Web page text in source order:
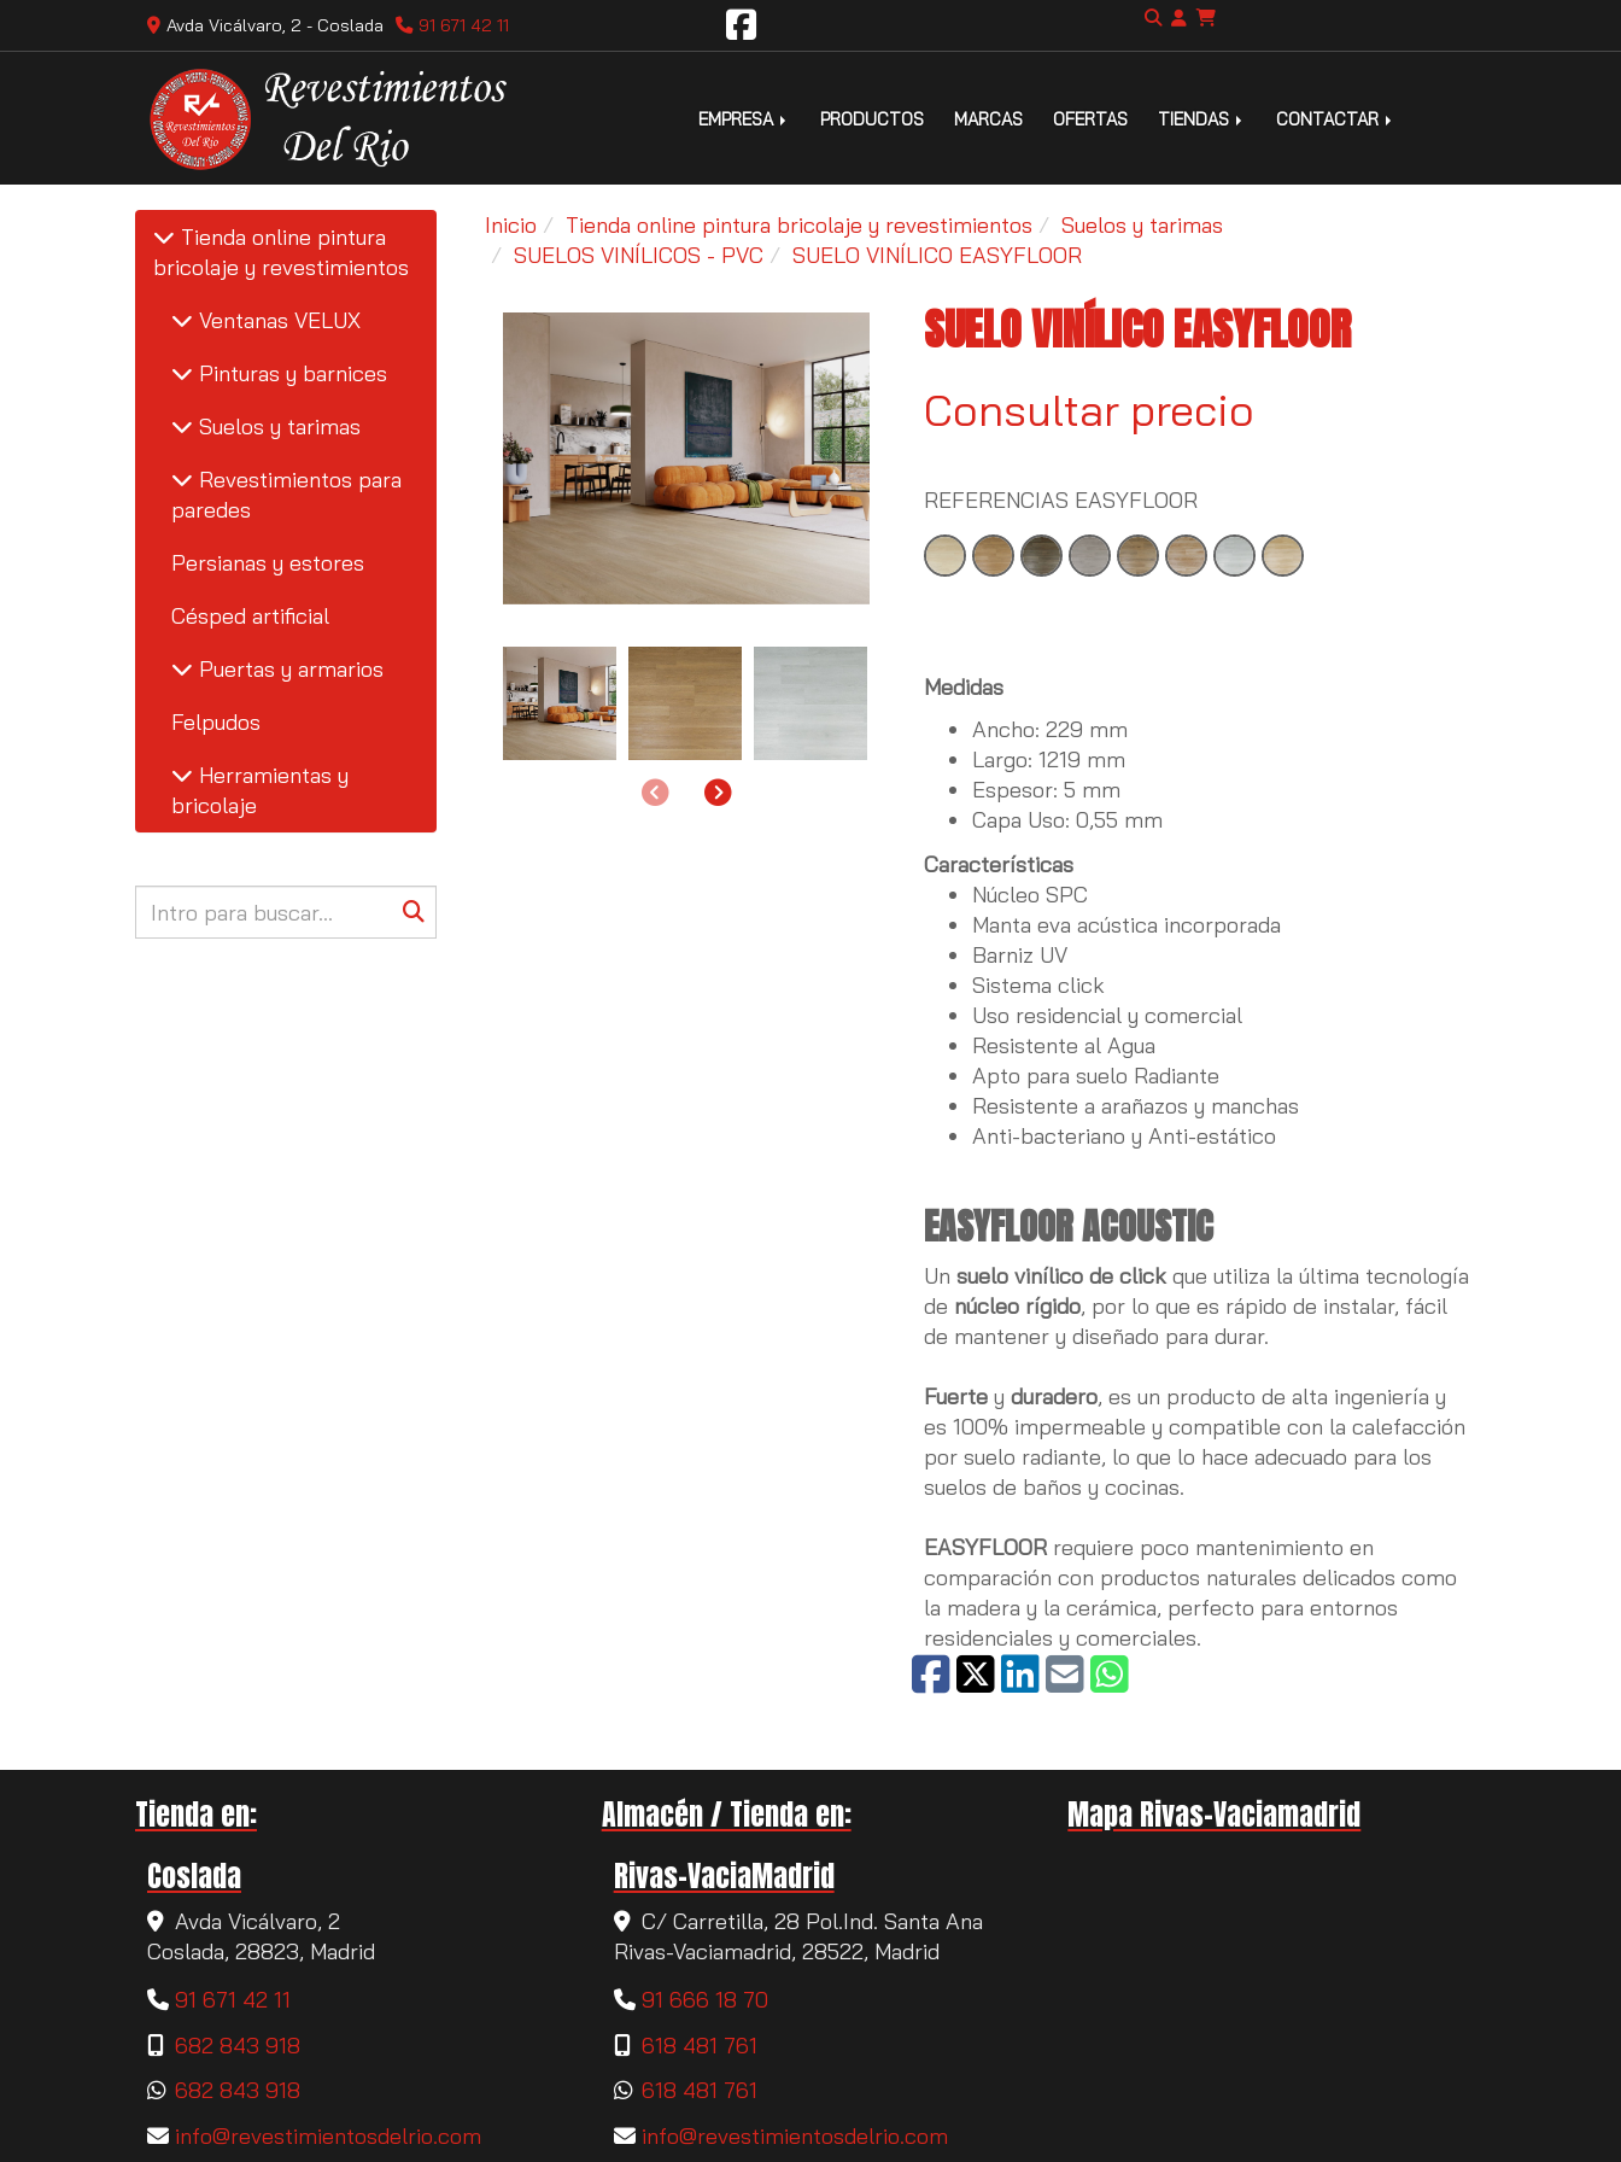
Avda Vicálvaro, 2 - Coslada 91 671 42 11
EMPRESA PRODUCTOS MARCAS OFERTAS TIENDAS CONTACTAR
Tienda online pintura
bricolaje y revestimientos
Ventanas VELUX
Pinturas y barnices
Suelos y tarimas
Revestimientos para
paredes
Persianas y estores
Césped artificial
Puertas y armarios
Felpudos
Herramientas y
bricolaje
Inicio Tienda online pintura bricolaje y revestimientos
Suelos y tarimas
SUELOS VINÍLICOS - PVC
SUELO VINÍLICO EASYFLOOR
AnteriorSiguiente
SUELO VINÍLICO EASYFLOOR
Consultar precio
REFERENCIAS EASYFLOOR
Medidas
Ancho: 229 mm
Largo: 1219 mm
Espesor: 5 mm
Capa Uso: 0,55 mm
Características
Núcleo SPC
Manta eva acústica incorporada
Barniz UV
Sistema click
Uso residencial y comercial
Resistente al Agua
Apto para suelo Radiante
Resistente a arañazos y manchas
Anti-bacteriano y Anti-estático
EASYFLOOR ACOUSTIC
Unsuelo vinílico de clickque utiliza la última tecnología
de núcleo rígido, por lo que es rápido de instalar, fácil
de mantener y diseñado para durar.
Fuerte yduradero, es un producto de alta ingeniería y
es 100% impermeable y compatible con la calefacción
por suelo radiante, lo que lo hace adecuado para los
suelos de baños y cocinas.
EASYFLOORrequiere poco mantenimiento en
comparación con productos naturales delicados como
la madera y la cerámica, perfecto para entornos
residenciales y comerciales.
Tienda en:
Coslada
Avda Vicálvaro, 2
Coslada, 28823, Madrid
91 671 42 11
682 843 918
682 843 918
info
revestimientosdelrio.com
Almacén / Tienda en:
Rivas-VaciaMadrid
C/ Carretilla, 28 Pol.Ind. Santa Ana
Rivas-Vaciamadrid, 28522, Madrid
91 666 18 70
618 481 761
618 481 761
info
revestimientosdelrio.com
Mapa Rivas-Vaciamadrid